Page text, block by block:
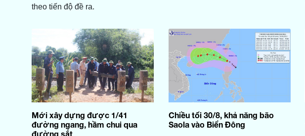
theo tiến độ đề ra.
Mới xây dựng được 1/41
đường ngang, hầm chui qua
đường sắt
Chiều tối 30/8, khả năng bão
Saola vào Biển Đông